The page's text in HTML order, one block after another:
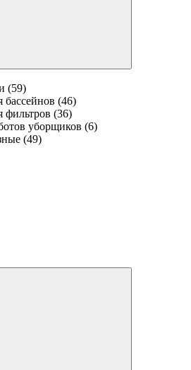
(59)
бассейнов (46)
фильтров (36)
уборщиков (6)
(49)